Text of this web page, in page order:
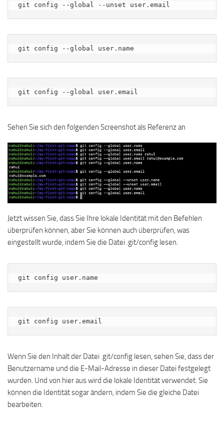
git config --global --unset user.email
git config --global user.name
git config --global user.email
Sehen Sie sich den folgenden Screenshot als Referenz an
Jetzt wissen Sie, dass Sie Ihre lokale Identität mit den Befehlen
überprüfen können, aber Sie können auch überprüfen, was
eingestellt wurde, indem Sie die Datei .git/config lesen.
git config user.name
git config user.email
Wenn Sie den Inhalt der Datei .git/config lesen, sehen Sie, dass der
Benutzername und die E-Mail-Adresse in dieser Datei festgelegt
wurden. Und von hier aus wird die lokale Identität verwendet. Sie
können die Identität sogar ändern, indem Sie die gleiche Datei
bearbeiten.